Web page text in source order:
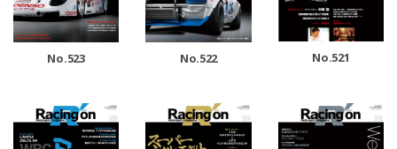
No.523 No.522 No.521